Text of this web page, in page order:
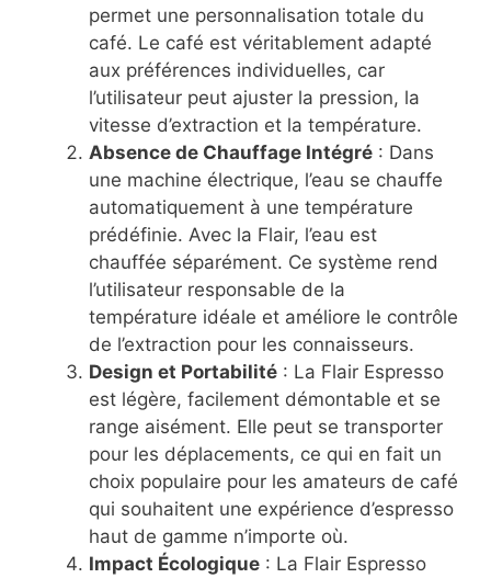
permet une personnalisation totale du
café. Le café est véritablement adapté
aux préférences individuelles, car
l’utilisateur peut ajuster la pression, la
vitesse d’extraction et la température.
Absence de Chauffage Intégré : Dans
une machine électrique, l’eau se chauffe
automatiquement à une température
prédéfinie. Avec la Flair, l’eau est
chauffée séparément. Ce système rend
l’utilisateur responsable de la
température idéale et améliore le contrôle
de l’extraction pour les connaisseurs.
Design et Portabilité : La Flair Espresso
est légère, facilement démontable et se
range aisément. Elle peut se transporter
pour les déplacements, ce qui en fait un
choix populaire pour les amateurs de café
qui souhaitent une expérience d’espresso
haut de gamme n’importe où.
Impact Écologique : La Flair Espresso